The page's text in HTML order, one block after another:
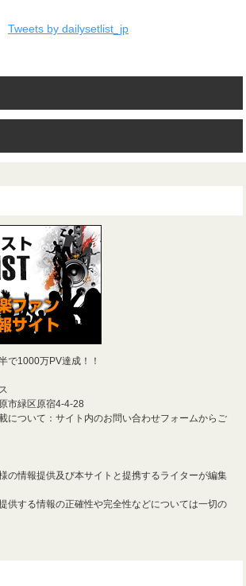
Tweets by dailysetlist_jp
で1000万PV達成！！
市緑区原宿4-4-28
について：サイト内のお問い合わせフォームからご
の情報提供及び本サイトと提携するライターが編集
供する情報の正確性や完全性などについては一切の